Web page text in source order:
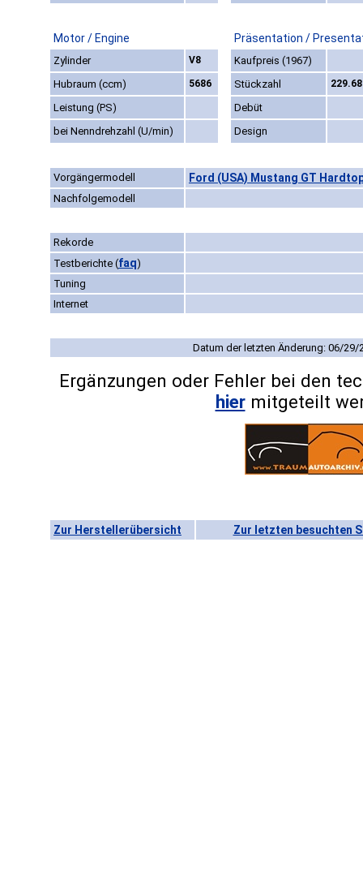
Motor / Engine Präsentation /
Zylinder V8
Kaufpreis (1967)
Hubraum (ccm)
5686 Stückzahl
Leistung (PS)
Debüt
bei Nenndrehzahl (U/min)
Design
Vorgängermodell Ford (USA) Mustang GT
Nachfolgemodell
Rekorde
Testberichte (faq)
Tuning
Internet
Datum der letzten Änderung: 06/29/
Ergänzungen oder Fehler bei den
hiermitgeteilt
Zur Herstellerübersicht Zur letzten besuchten